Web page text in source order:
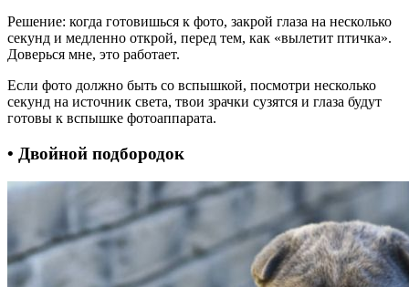
Решение: когда готовишься к фото, закрой глаза на несколько
секунд и медленно открой, перед тем, как «вылетит птичка».
Доверься мне, это работает.
Если фото должно быть со вспышкой, посмотри несколько
секунд на источник света, твои зрачки сузятся и глаза будут
готовы к вспышке фотоаппарата.
• Двойной подбородок